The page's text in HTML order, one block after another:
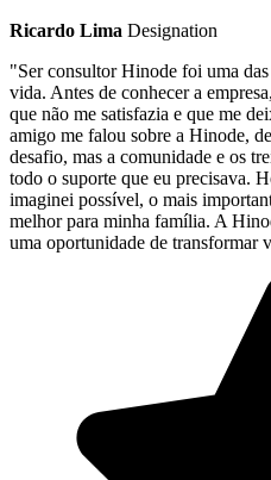
Ricardo Lima Designation
"Ser consultor Hinode foi uma
vida. Antes de conhecer a
que não me satisfazia e que me
amigo me falou sobre a Hinode,
desafio, mas a comunidade e os
todo o suporte que eu precisava.
imaginei possível, o mais
melhor para minha família. A
uma oportunidade de transformar